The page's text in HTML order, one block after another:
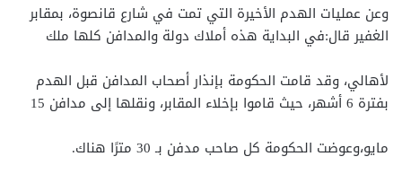
وعن عمليات الهدم الأخيرة التي تمت في شارع قانصوة، بمقابر
الغفير قال:في البداية هذه أملاك دولة والمدافن كلها ملك
لأهالي، وقد قامت الحكومة بإنذار أصحاب المدافن قبل الهدم
بفترة 6 أشهر، حيث قاموا بإخلاء المقابر، ونقلها إلى مدافن 15
مايو،وعوضت الحكومة كل صاحب مدفن بـ 30 مترًا هناك.